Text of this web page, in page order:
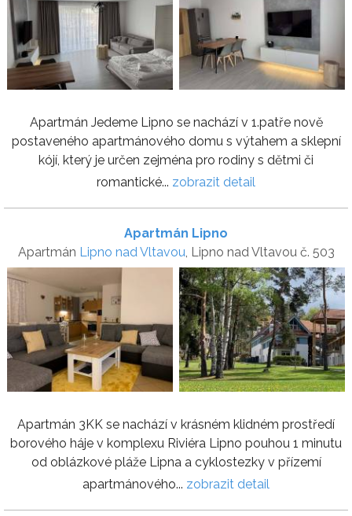
Apartmán Jedeme Lipno se nachází v 1.patře nově
postaveného apartmánového domu s výtahem a sklepní
kójí, který je určen zejména pro rodiny s dětmi či
romantické... zobrazit detail
Apartmán Lipno
Apartmán Lipno nad Vltavou, Lipno nad Vltavou č. 503
Apartmán 3KK se nachází v krásném klidném prostředí
borového háje v komplexu Riviéra Lipno pouhou 1 minutu
od oblázkové pláže Lipna a cyklostezky v přízemí
apartmánového... zobrazit detail